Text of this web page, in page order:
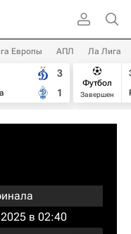
Европы АПЛ Ла Лига
3
1
Футбол
Завершен
в 02:40